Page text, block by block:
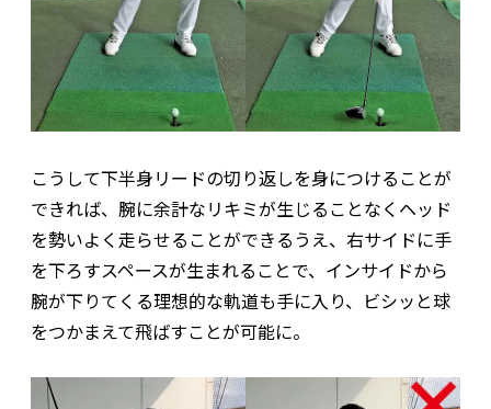
こうして下半身リードの切り返しを身につけることが
できれば、腕に余計なリキミが生じることなくヘッド
を勢いよく走らせることができるうえ、右サイドに手
を下ろすスペースが生まれることで、インサイドから
腕が下りてくる理想的な軌道も手に入り、ビシッと球
をつかまえて飛ばすことが可能に。